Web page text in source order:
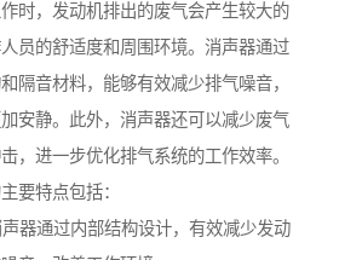
时，发动机排出的废气会产生较大的
员的舒适度和周围环境。消声器通过
隔音材料，能够有效减少排气噪音，
安静。此外，消声器还可以减少废气
，进一步优化排气系统的工作效率。
要特点包括：
器通过内部结构设计，有效减少发动